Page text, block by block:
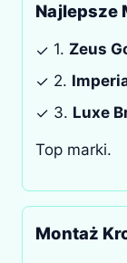
Najlepsze
✓ 1. Zeus
✓ 2.
✓ 3. Luxe
Top marki.
Montaż